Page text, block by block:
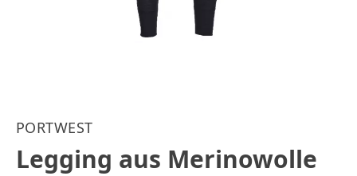
PORTWEST
Legging aus Merinowolle